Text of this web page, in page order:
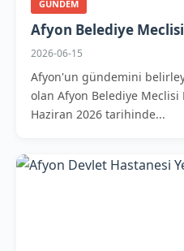
GUNDEM
Afyon Belediye Meclisi
2026-06-15
Afyon'un gündemini
olan Afyon Belediye Meclisi
Haziran 2026 tarihinde...